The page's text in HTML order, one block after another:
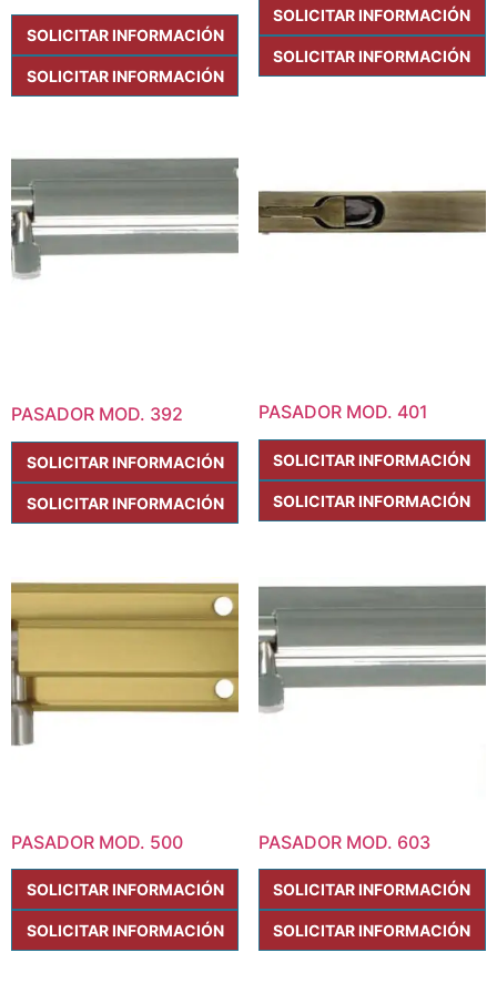
SOLICITAR INFORMACIÓN
SOLICITAR INFORMACIÓN
SOLICITAR INFORMACIÓN
SOLICITAR INFORMACIÓN
PASADOR MOD. 392
SOLICITAR INFORMACIÓN
SOLICITAR INFORMACIÓN
PASADOR MOD. 401
SOLICITAR INFORMACIÓN
SOLICITAR INFORMACIÓN
PASADOR MOD. 500
SOLICITAR INFORMACIÓN
SOLICITAR INFORMACIÓN
PASADOR MOD. 603
SOLICITAR INFORMACIÓN
SOLICITAR INFORMACIÓN